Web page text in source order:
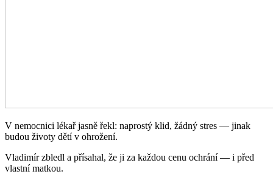
V nemocnici lékař jasně řekl: naprostý klid, žádný stres — jinak
budou životy dětí v ohrožení.
Vladimír zbledl a přísahal, že ji za každou cenu ochrání — i před
vlastní matkou.